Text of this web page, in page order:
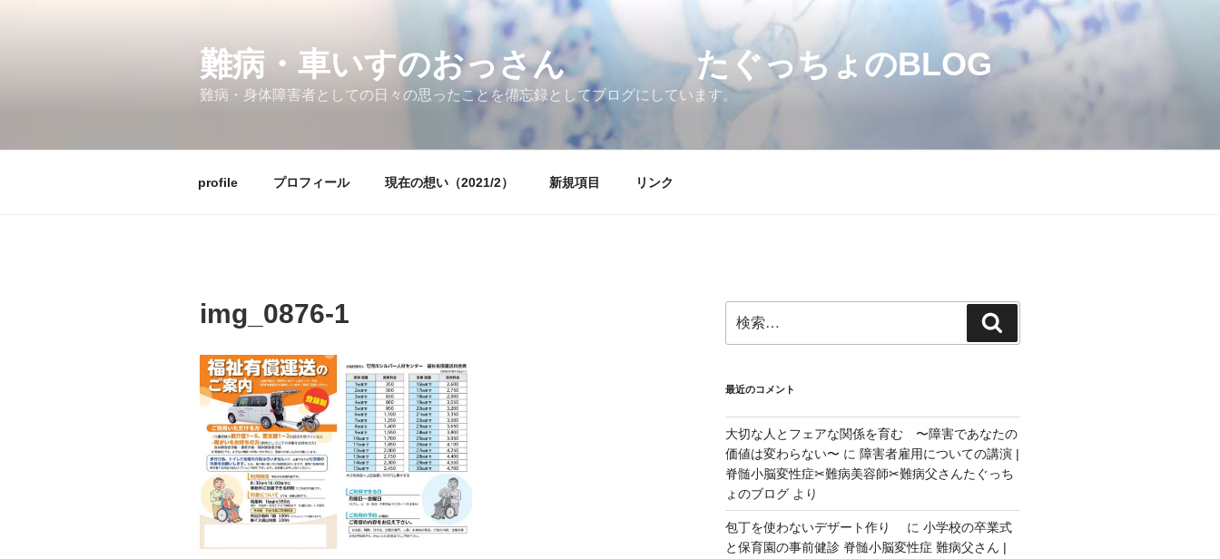
難病・車いすのおっさん たぐっちょのBLOG
難病・身体障害者としての日々の思ったことを備忘録としてブログにしています。
profile プロフィール 現在の想い（2021/2） 新規項目 リンク
img_0876-1
索:
索
最近のコメント
大切な人とフェアな関係を育む 〜障害であなたの
価値は変わらない〜 に 障害者雇用についての講演 |
脊髄小脳変性症✂︎難病美容師✂︎難病父さんたぐっち
ょのブログより
包丁を使わないデザート作り に 小学校の卒業式
と保育園の事前健診 脊髄小脳変性症 難病父さん |